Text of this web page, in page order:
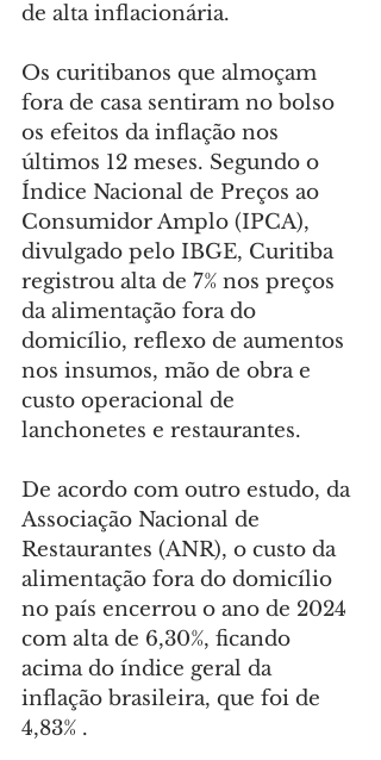
de alta inflacionária.
Os curitibanos que almoçam
fora de casa sentiram no bolso
os efeitos da inflação nos
últimos 12 meses. Segundo o
Índice Nacional de Preços ao
Consumidor Amplo (IPCA),
divulgado pelo IBGE, Curitiba
registrou alta de 7% nos preços
da alimentação fora do
domicílio, reflexo de aumentos
nos insumos, mão de obra e
custo operacional de
lanchonetes e restaurantes.
De acordo com outro estudo, da
Associação Nacional de
Restaurantes (ANR), o custo da
alimentação fora do domicílio
no país encerrou o ano de 2024
com alta de 6,30%, ficando
acima do índice geral da
inflação brasileira, que foi de
4,83% .